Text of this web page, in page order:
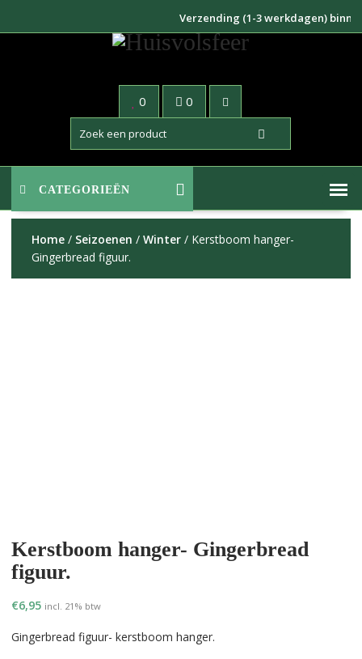
Verzending (1-3 werkdagen) binnen
0 0
CATEGORIEËN
Home/ Seizoenen / Winter/ Kerstboom hanger-
Gingerbread figuur.
Kerstboom hanger- Gingerbread
figuur.
€6,95 incl. 21% btw
Gingerbread figuur- kerstboom hanger.